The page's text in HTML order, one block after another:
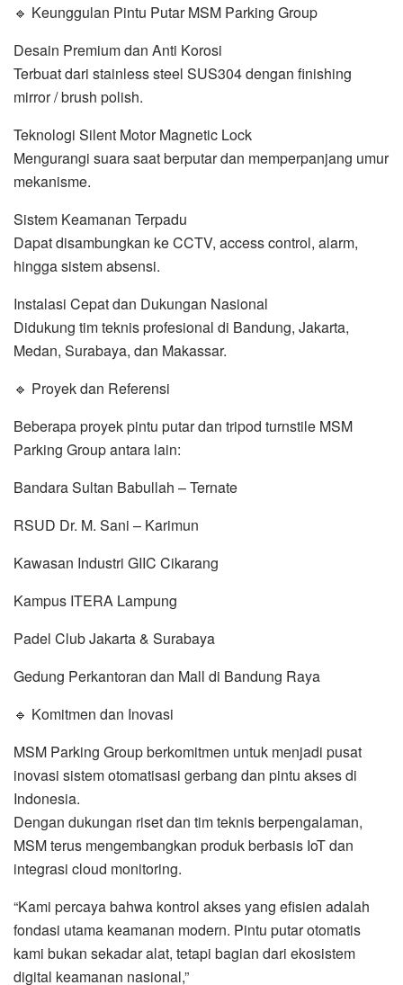
🔹 Keunggulan Pintu Putar MSM Parking Group
Desain Premium dan Anti Korosi
Terbuat dari stainless steel SUS304 dengan finishing
mirror / brush polish.
Teknologi Silent Motor Magnetic Lock
Mengurangi suara saat berputar dan memperpanjang umur
mekanisme.
Sistem Keamanan Terpadu
Dapat disambungkan ke CCTV, access control, alarm,
hingga sistem absensi.
Instalasi Cepat dan Dukungan Nasional
Didukung tim teknis profesional di Bandung, Jakarta,
Medan, Surabaya, dan Makassar.
🔹 Proyek dan Referensi
Beberapa proyek pintu putar dan tripod turnstile MSM
Parking Group antara lain:
Bandara Sultan Babullah – Ternate
RSUD Dr. M. Sani – Karimun
Kawasan Industri GIIC Cikarang
Kampus ITERA Lampung
Padel Club Jakarta & Surabaya
Gedung Perkantoran dan Mall di Bandung Raya
🔹 Komitmen dan Inovasi
MSM Parking Group berkomitmen untuk menjadi pusat
inovasi sistem otomatisasi gerbang dan pintu akses di
Indonesia.
Dengan dukungan riset dan tim teknis berpengalaman,
MSM terus mengembangkan produk berbasis IoT dan
integrasi cloud monitoring.
“Kami percaya bahwa kontrol akses yang efisien adalah
fondasi utama keamanan modern. Pintu putar otomatis
kami bukan sekadar alat, tetapi bagian dari ekosistem
digital keamanan nasional,”